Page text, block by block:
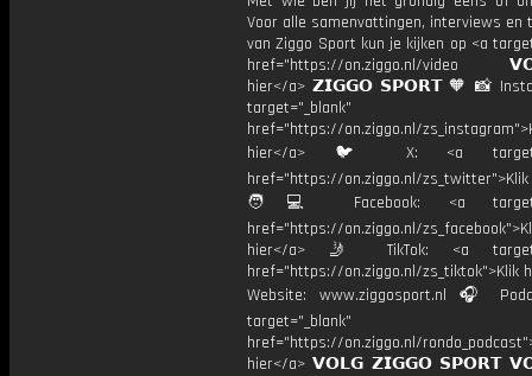
Voor alle samenvattingen, interviews en
van Ziggo Sport kun je kijken op <a
href="https://on.ziggo.nl/video
hier</a> 𝗭𝗜𝗚𝗚𝗢 𝗦𝗣𝗢𝗥𝗧 🧡 📸
target="_blank"
href="https://on.ziggo.nl/
hier</a> 🐦 X: <a
href="https://on.ziggo.nl/
🧑💻 Facebook: <a
href="https://on.ziggo.nl/
hier</a> 🤳 TikTok: <a
href="https://on.ziggo.nl/zs_tiktok">Klik
Website: www.ziggosport.nl 🎧
target="_blank"
href="https://on.ziggo.nl/
hier</a> 𝗩𝗢𝗟𝗚 𝗭𝗜𝗚𝗚𝗢 𝗦𝗣𝗢𝗥𝗧